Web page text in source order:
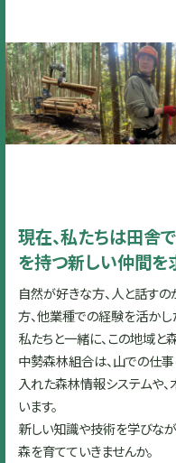
現在、私たちは田舎
を持つ新しい仲間を
自然が好きな方、人と話す
方、他業種での経験を活かし
私たちと一緒に、この地域と
中勢森林組合は、山での仕
入れた森林情報システムや
います。
新しい知識や技術を学びな
森を育てていきませんか。